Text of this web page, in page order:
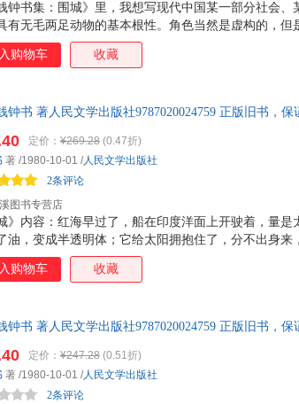
钟书集：围城》里，我想写现代中国某一部分社会
有无毛两足动物的基本根性。角色当然是虚构的，
。 《钱钟书集：围城》整整写了两年。两年里忧世
出时间来，得以锱铢积累地写完。照例这本书该献给
购物车 收藏
钟书 著人民文学出版社9787020024759 正版旧书，
》内容：红海早过了，船在印度洋面上开驶着，量
油，变成半透明体；它给太阳拥抱住了，分不出身
。到红消醉醒，船舱里的睡人也一身腻汗地醒来，
旧历的三伏，一年热的时候。在中国热得更比常年
定价： ¥269.28 (0.47折)
图书专营店
2条评论
著 /1980-10-01 /人民文学出版社
购物车 收藏
钟书 著人民文学出版社9787020024759 正版旧书，
定价： ¥247.28 (0.51折)
2条评论
著 /1980-10-01 /人民文学出版社